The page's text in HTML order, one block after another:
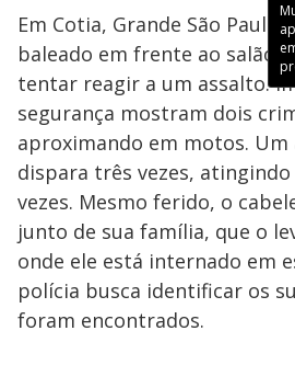
Em Cotia, Grande São Paulo,
baleado em frente ao salão
tentar reagir a um assalto.
segurança mostram dois
aproximando em motos.
dispara três vezes,
vezes. Mesmo ferido, o
junto de sua família, que o
onde ele está internado em
polícia busca identificar os
foram encontrados.